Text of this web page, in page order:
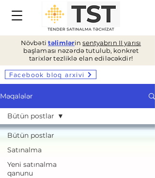
Növbəti təlimlərinsentyabrın II yarısı
başlaması nəzərdə tutulub, konkret
tarixlər tezliklə elan ediləcəkdir!
Facebook bloq arxivi
Məqalələr
Bütün postlar
Satınalma
Yeni satınalma
qanunu
Bütün postlar